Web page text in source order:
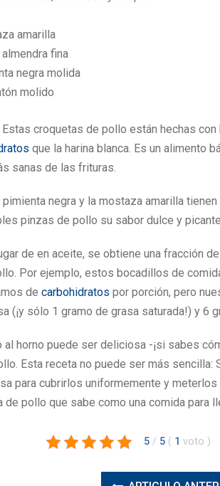
amarilla
fina
negra molida
molido
croquetas de pollo están hechas con
que la harina blanca. Es un alimento
sanas de las frituras.
negra y la mostaza amarilla
pinzas de pollo su sabor dulce y
de en aceite, se obtiene una fracción
Por ejemplo, estos bocadillos de
de carbohidratos por porción, pero
(¡y sólo 1 gramo de grasa saturada!) y 6
al horno puede ser deliciosa -¡si sabes
Esta receta no puede ser más
para cubrirlos uniformemente y
de pollo que sabe como una comida para
5 / 5 ( 1 voto )